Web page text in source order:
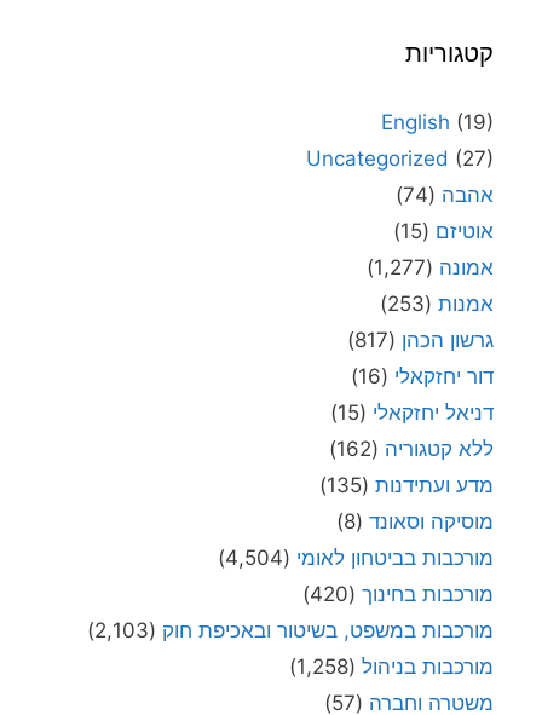
קטגוריות
English (19)
Uncategorized (27)
אהבה (74)
אוטיזם (15)
אמונה (1,277)
אמנות (253)
גרשון הכהן (817)
דור יחזקאלי (16)
דניאל יחזקאלי (15)
ללא קטגוריה (162)
מדע ועתידנות (135)
מוסיקה וסאונד (8)
מורכבות בביטחון לאומי (4,504)
מורכבות בחינוך (420)
מורכבות במשפט, בשיטור ובאכיפת חוק (2,103)
מורכבות בניהול (1,258)
משטרה וחברה (57)